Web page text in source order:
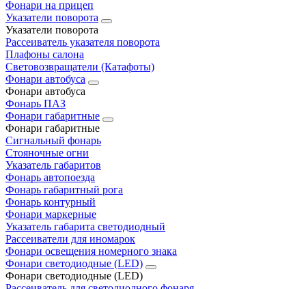
Фонари на прицеп
Указатели поворота
Указатели поворота
Рассеиватель указателя поворота
Плафоны салона
Световозвращатели (Катафоты)
Фонари автобуса
Фонари автобуса
Фонарь ПАЗ
Фонари габаритные
Фонари габаритные
Сигнальный фонарь
Стояночные огни
Указатель габаритов
Фонарь автопоезда
Фонарь габаритный рога
Фонарь контурный
Фонари маркерные
Указатель габарита светодиодный
Рассеиватели для иномарок
Фонари освещения номерного знака
Фонари светодиодные (LED)
Фонари светодиодные (LED)